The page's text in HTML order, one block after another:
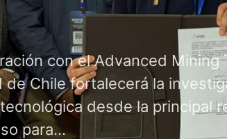
con el Advanced Mining
de Chile fortalecerá la
desde la principal
para…